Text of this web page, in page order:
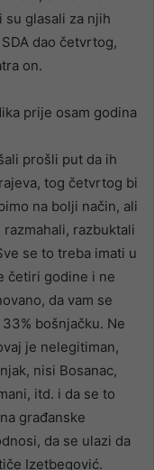
glasali za njih
dao četvrtog,
on.
prije osam godina
prošli put da ih
tog četvrtog bi
na bolji način, ali
razbuktali
se to treba imati u
četiri godine i ne
da vam se
bošnjačku. Ne
je nelegitiman,
nisi Bosanac,
itd. i da se to
građanske
da se ulazi da
Izetbegović.